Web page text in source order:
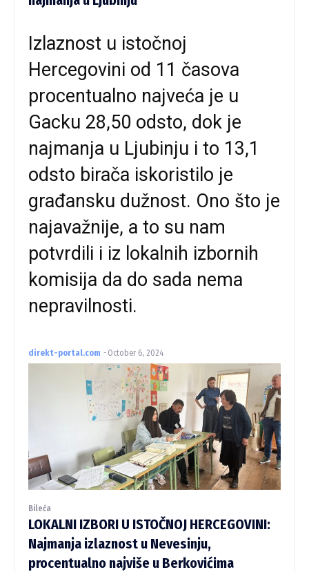
Izlaznost u istočnoj
Hercegovini od 11 časova
procentualno najveća je u
Gacku 28,50 odsto, dok je
najmanja u Ljubinju i to 13,1
odsto birača iskoristilo je
građansku dužnost. Ono što je
najavažnije, a to su nam
potvrdili i iz lokalnih izbornih
komisija da do sada nema
nepravilnosti.
direkt-portal.com - October 6, 2024
Bileća
LOKALNI IZBORI U ISTOČNOJ HERCEGOVINI:
Najmanja izlaznost u Nevesinju,
procentualno najviše u Berkovićima